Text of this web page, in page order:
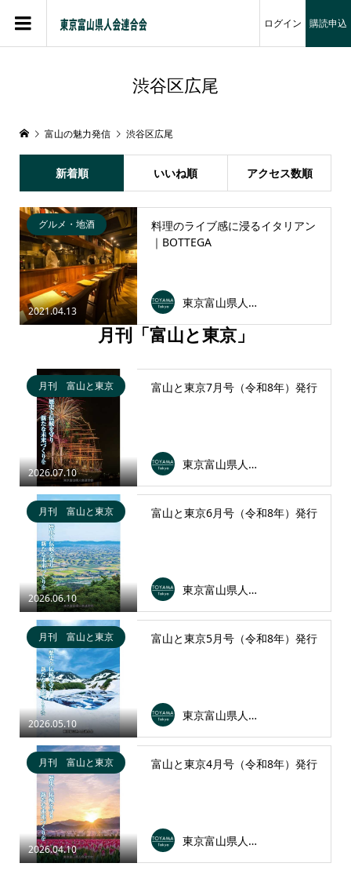
ログイン 購読申込
渋谷区広尾
富山の魅力発信 渋谷区広尾
新着順 いいね順 アクセス数順
2021.04.13
グルメ・地酒
料理のライブ感に浸るイタリアン
｜BOTTEGA
東京富山県人会連合会
月刊「富山と東京」
2026.07.10
月刊 富山と東京 富山と東京7月号（令和8年）発行
東京富山県人会連合会
2026.06.10
月刊 富山と東京 富山と東京6月号（令和8年）発行
東京富山県人会連合会
2026.05.10
月刊 富山と東京 富山と東京5月号（令和8年）発行
東京富山県人会連合会
2026.04.10
月刊 富山と東京 富山と東京4月号（令和8年）発行
東京富山県人会連合会